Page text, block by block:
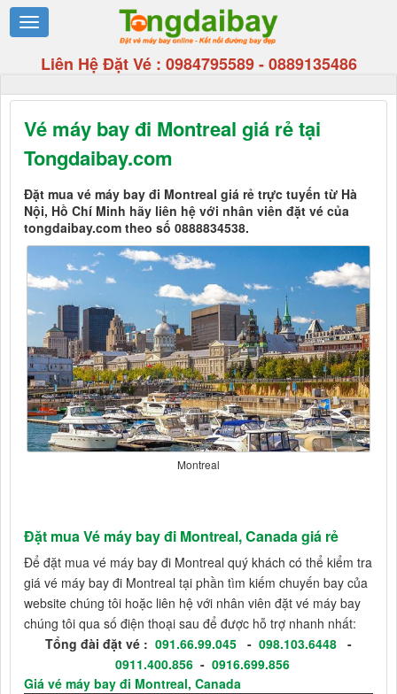
Liên Hệ Đặt Vé : 0984795589-0889135486
Vé máy bay đi Montreal giá rẻ tại
Tongdaibay.com
Đặt mua vé máy bay đi Montreal giá rẻ trực tuyến từ Hà
Nội, Hồ Chí Minh hãy liên hệ với nhân viên đặt vé của
tongdaibay.com theo số 0888834538.
Montreal
Đặt mua Vé máy bay đi Montreal, Canada giá rẻ
Để đặt mua vé máy bay đi Montreal quý khách có thể kiểm tra
giá vé máy bay đi Montreal tại phần tìm kiếm chuyến bay của
website chúng tôi hoặc liên hệ với nhân viên đặt vé máy bay
chúng tôi qua số điện thoại sau để được hỗ trợ nhanh nhất:
Tổng đài đặt vé : 091.66.99.045 - 098.103.6448 -
0911.400.856- 0916.699.856
Giá vé máy bay đi Montreal, Canada